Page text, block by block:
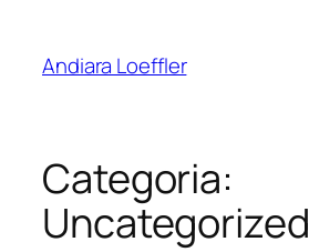
Andiara Loeffler
Categoria:
Uncategorized